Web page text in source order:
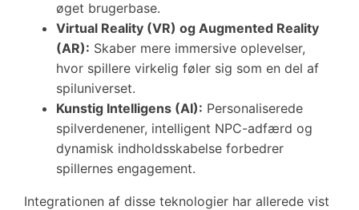
øget brugerbase.
Virtual Reality (VR) og Augmented Reality
(AR): Skaber mere immersive oplevelser,
hvor spillere virkelig føler sig som en del af
spiluniverset.
Kunstig Intelligens (AI): Personaliserede
spilverdenener, intelligent NPC-adfærd og
dynamisk indholdsskabelse forbedrer
spillernes engagement.
Integrationen af disse teknologier har allerede vist